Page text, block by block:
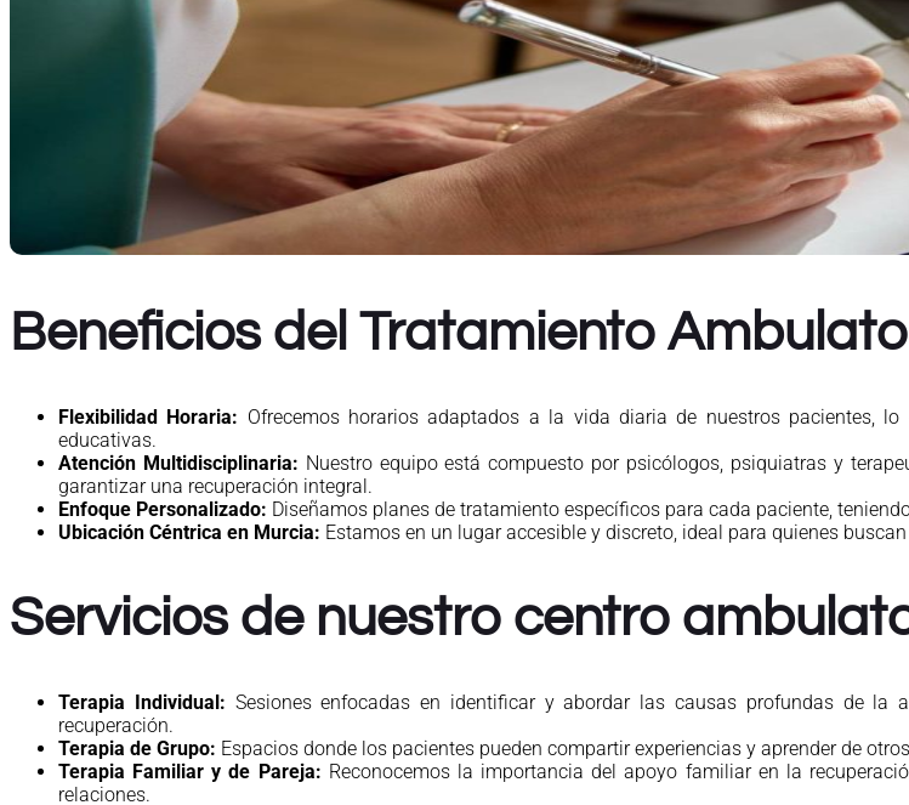
Beneficios del Tratamiento
Flexibilidad Horaria: Ofrecemos horarios adaptados a la vida diaria de nuestros pacientes,
educativas.
Atención Multidisciplinaria: Nuestro equipo está compuesto por psicólogos, psiquiatras y
garantizar una recuperación integral.
Enfoque Personalizado: Diseñamos planes de tratamiento específicos para cada paciente,
Ubicación Céntrica en Murcia: Estamos en un lugar accesible y discreto, ideal para quienes
Servicios de nuestro centro
Terapia Individual: Sesiones enfocadas en identificar y abordar las causas profundas de la
recuperación.
Terapia de Grupo: Espacios donde los pacientes pueden compartir experiencias y aprender de
Terapia Familiar y de Pareja: Reconocemos la importancia del apoyo familiar en la
relaciones.